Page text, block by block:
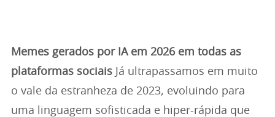
Memes gerados por IA em 2026 em todas as
plataformas sociais Já ultrapassamos em muito
o vale da estranheza de 2023, evoluindo para
uma linguagem sofisticada e hiper-rápida que